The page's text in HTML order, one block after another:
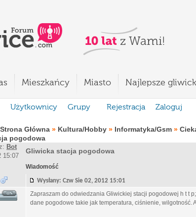
Mieszkańcy Miasto Najlepsze
Użytkownicy Grupy Rejestracja Zaloguj
Główna » Kultura/Hobby » Informatyka/Gsm »
pogodowa
Bot
15:07
Gliwicka stacja pogodowa
Wiadomość
Wysłany: Czw Sie 02, 2012 15:01
Zapraszam do odwiedzania Gliwickiej stacji pogodowej h t t
dane pogodowe takie jak temperatura, ciśnienie, wilgotność.